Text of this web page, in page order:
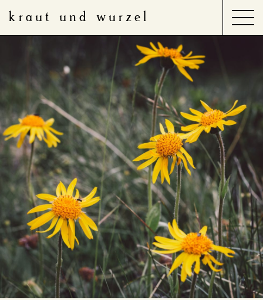
kraut und wurzel
Produkte
Anwendungsbereiche
for: